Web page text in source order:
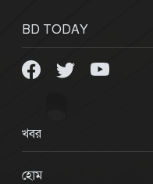
BD TODAY
খবর
হোম